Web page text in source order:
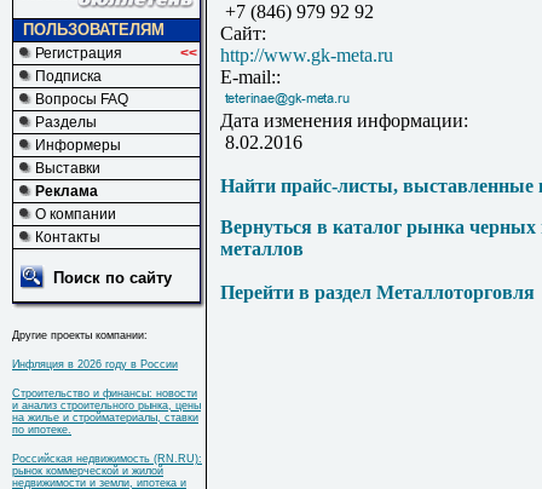
ПОЛЬЗОВАТЕЛЯМ
Регистрация
<<
Подписка
Вопросы FAQ
Разделы
Информеры
Выставки
Реклама
О компании
Контакты
Поиск по сайту
Другие проекты компании:
Инфляция в 2026 году в России
Строительство и финансы: новости
и анализ строительного рынка, цены
на жилье и стройматериалы, ставки
по ипотеке.
Российская недвижимость (RN.RU):
рынок коммерческой и жилой
недвижимости и земли, ипотека и
+7 (846) 979 92 92
Сайт:
http://www.gk-meta.ru
E-mail::
Дата изменения информации:
8.02.2016
Найти прайс-листы, выставленные
Вернуться в каталог рынка
металлов
Перейти в раздел Металлоторговля